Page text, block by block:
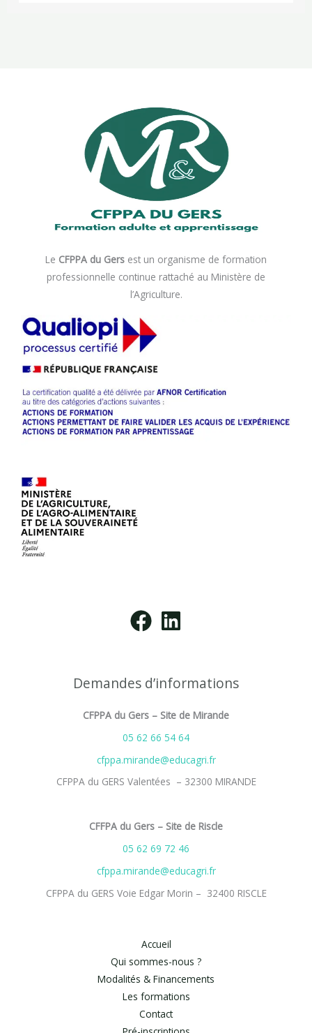
Le CFPPA du Gers est un organisme de formation
professionnelle continue rattaché au Ministère de
l’Agriculture.
Demandes d’informations
CFPPA du Gers – Site de Mirande
05 62 66 54 64
cfppa.mirande@educagri.fr
CFPPA du GERS Valentées – 32300 MIRANDE
CFFPA du Gers – Site de Riscle
05 62 69 72 46
cfppa.mirande@educagri.fr
CFPPA du GERS Voie Edgar Morin – 32400 RISCLE
Accueil
Qui sommes-nous ?
Modalités & Financements
Les formations
Contact